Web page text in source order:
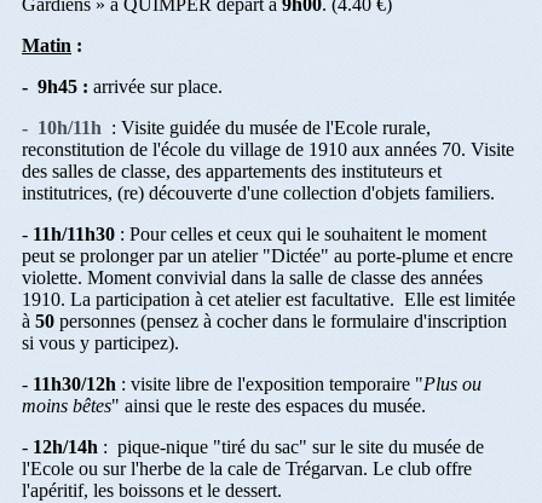
Gardiens » à QUIMPER départ à 9h00. (4.40 €)
Matin :
- 9h45 : arrivée sur place.
- 10h/11h : Visite guidée du musée de l'Ecole rurale,
reconstitution de l'école du village de 1910 aux années 70. Visite
des salles de classe, des appartements des instituteurs et
institutrices, (re) découverte d'une collection d'objets familiers.
- 11h/11h30 : Pour celles et ceux qui le souhaitent le moment
peut se prolonger par un atelier "Dictée" au porte-plume et encre
violette. Moment convivial dans la salle de classe des années
1910. La participation à cet atelier est facultative. Elle est limitée
à 50 personnes (pensez à cocher dans le formulaire d'inscription
si vous y participez).
- 11h30/12h : visite libre de l'exposition temporaire "Plus ou
moins bêtes" ainsi que le reste des espaces du musée.
- 12h/14h : pique-nique "tiré du sac" sur le site du musée de
l'Ecole ou sur l'herbe de la cale de Trégarvan. Le club offre
l'apéritif, les boissons et le dessert.